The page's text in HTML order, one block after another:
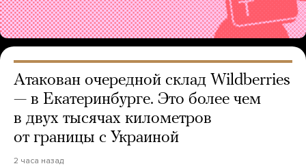
Атакован очередной склад Wildberries
— в Екатеринбурге. Это более чем
в двух тысячах километров
от границы с Украиной
2 часа назад